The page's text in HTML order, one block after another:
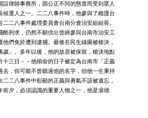
設律師事務所，因公正不阿的態度而受到眾人
候選人之一。二二八事件時，他參與了維護台
二二八事件處理委員會台南分會治安組組長。
酷刑求，仍然不願供出曾經參與台南市治安工
他們免於遭到逮捕。最後在民生綠園被槍決，
歲」。多年以後，他的故居被保留，槍決地點
十三日－－他殞命的日子被定為台南市「正義
去，你可能不曾聽過他的名字，但他一生秉持
二二八事件中彰顯的正義與勇氣不該被遺忘，
前夕，必須認識的重要人物之一，他是湯德